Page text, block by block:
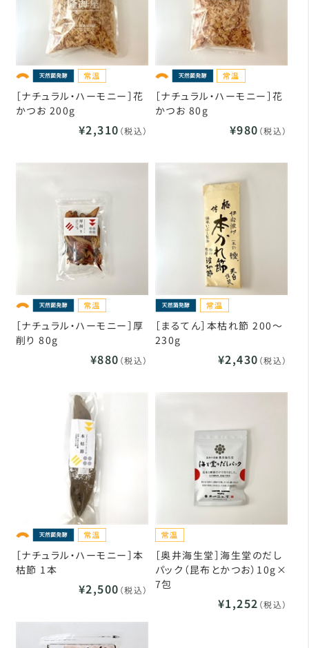
［ナチュラル・ハーモニー］花
かつお 200g
¥2,310 （税込）
［ナチュラル・ハーモニー］花
かつお 80g
¥980 （税込）
［ナチュラル・ハーモニー］厚
削り 80g
¥880 （税込）
［まるてん］本枯れ節 200～
230g
¥2,430 （税込）
［ナチュラル・ハーモニー］本
枯節 1本
¥2,500 （税込）
［奥井海生堂］海生堂のだし
パック（昆布とかつお）10g×
7包
¥1,252 （税込）